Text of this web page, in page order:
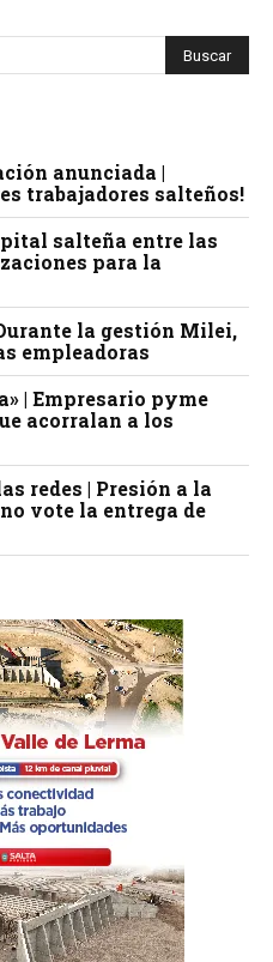
anunciada |
trabajadores salteños!
salteña entre las
para la
la gestión Milei,
empleadoras
| Empresario pyme
acorralan a los
redes | Presión a la
vote la entrega de